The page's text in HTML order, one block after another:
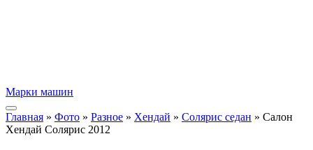
Марки машин
Главная » Фото » Разное » Хендай » Солярис седан » Салон
Хендай Солярис 2012